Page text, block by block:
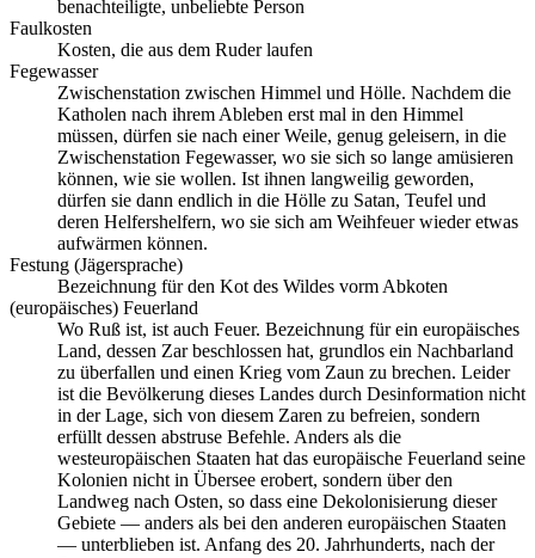
benachteiligte, unbeliebte Person
Faulkosten
Kosten, die aus dem Ruder laufen
Fegewasser
Zwischenstation zwischen Himmel und Hölle. Nachdem die
Katholen nach ihrem Ableben erst mal in den Himmel
müssen, dürfen sie nach einer Weile, genug geleisern, in die
Zwischenstation Fegewasser, wo sie sich so lange amüsieren
können, wie sie wollen. Ist ihnen langweilig geworden,
dürfen sie dann endlich in die Hölle zu Satan, Teufel und
deren Helfershelfern, wo sie sich am Weihfeuer wieder etwas
aufwärmen können.
Festung (Jägersprache)
Bezeichnung für den Kot des Wildes vorm Abkoten
(europäisches) Feuerland
Wo Ruß ist, ist auch Feuer. Bezeichnung für ein europäisches
Land, dessen Zar beschlossen hat, grundlos ein Nachbarland
zu überfallen und einen Krieg vom Zaun zu brechen. Leider
ist die Bevölkerung dieses Landes durch Desinformation nicht
in der Lage, sich von diesem Zaren zu befreien, sondern
erfüllt dessen abstruse Befehle. Anders als die
westeuropäischen Staaten hat das europäische Feuerland seine
Kolonien nicht in Übersee erobert, sondern über den
Landweg nach Osten, so dass eine Dekolonisierung dieser
Gebiete — anders als bei den anderen europäischen Staaten
— unterblieben ist. Anfang des 20. Jahrhunderts, nach der